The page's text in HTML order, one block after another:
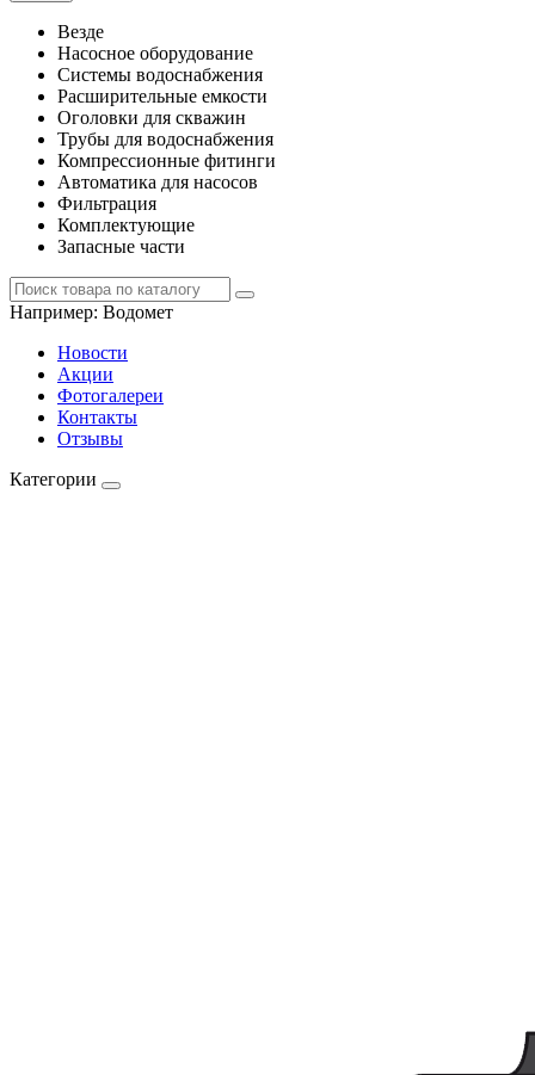
Везде
Насосное оборудование
Системы водоснабжения
Расширительные емкости
Оголовки для скважин
Трубы для водоснабжения
Компрессионные фитинги
Автоматика для насосов
Фильтрация
Комплектующие
Запасные части
Например: Водомет
Новости
Акции
Фотогалереи
Контакты
Отзывы
Категории